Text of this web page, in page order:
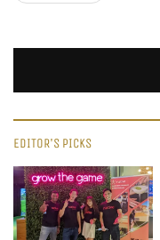
EDITOR'S PICKS